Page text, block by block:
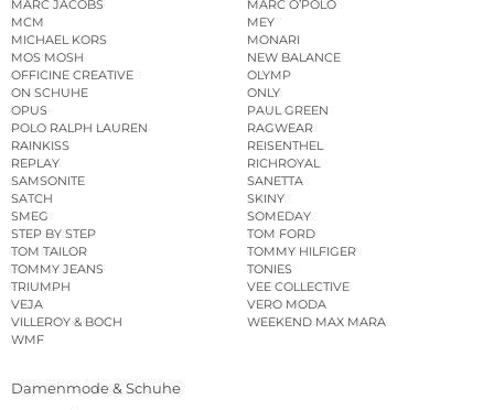
MARC JACOBS
MARC O’POLO
MCM
MEY
MICHAEL KORS
MONARI
MOS MOSH
NEW BALANCE
OFFICINE CREATIVE
OLYMP
ON SCHUHE
ONLY
OPUS
PAUL GREEN
POLO RALPH LAUREN
RAGWEAR
RAINKISS
REISENTHEL
REPLAY
RICHROYAL
SAMSONITE
SANETTA
SATCH
SKINY
SMEG
SOMEDAY
STEP BY STEP
TOM FORD
TOM TAILOR
TOMMY HILFIGER
TOMMY JEANS
TONIES
TRIUMPH
VEE COLLECTIVE
VEJA
VERO MODA
VILLEROY & BOCH
WEEKEND MAX MARA
WMF
Damenmode & Schuhe